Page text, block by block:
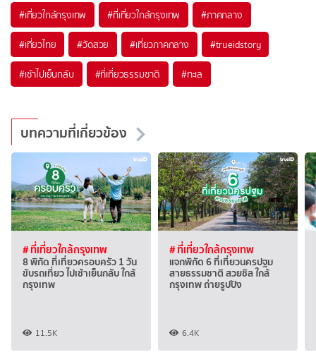
#เที่ยวใกล้กรุงเทพ #ที่เที่ยวใกล้กรุงเทพ #ภาคกลาง
#เที่ยวไทย #วัดสวย #เที่ยวภาคกลาง #trueidstory
#เช้าไปเย็นกลับ #ที่เที่ยวธรรมชาติ #ทะเล
บทความที่เกี่ยวข้อง
# ที่เที่ยวใกล้กรุงเทพ
8 พิกัด ที่เที่ยวครอบครัว 1 วัน
ขับรถเที่ยว ไปเช้าเย็นกลับ ใกล้
กรุงเทพ
11.5K
# ที่เที่ยวใกล้กรุงเทพ
แจกพิกัด 6 ที่เที่ยวนครปฐม
สายธรรมชาติ สวยชิล ใกล้
กรุงเทพ ถ่ายรูปปัง
6.4K